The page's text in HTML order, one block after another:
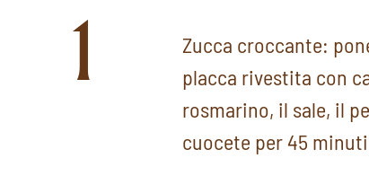
1
Zucca croccante:
placca rivestita con
rosmarino, il sale, il
cuocete per 45